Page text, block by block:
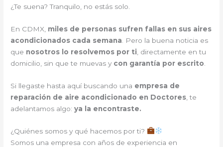
¿Te suena? Tranquilo, no estás solo.
En CDMX, miles de personas sufren fallas en sus aires
acondicionados cada semana . Pero la buena noticia es
que nosotros lo resolvemos por ti , directamente en tu
domicilio, sin que te muevas y con garantía por escrito
Si llegaste hasta aquí buscando una empresa de
reparación de aire acondicionado en Doctores , te
adelantamos algo:ya la encontraste.
¿Quiénes somos y qué hacemos por ti?
Somos una empresa con años de experiencia en